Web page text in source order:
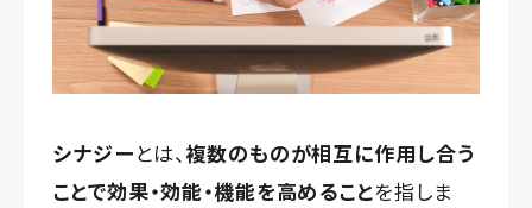
シナジーとは、複数のものが相互に作用し合う
ことで効果・効能・機能を高めることを指しま